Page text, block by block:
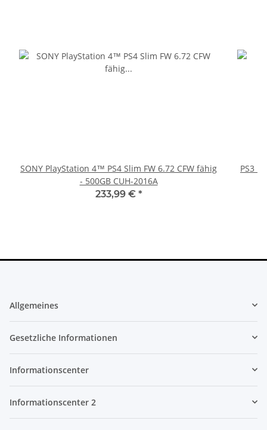
SONY PlayStation 4™ PS4 Slim FW 6.72 CFW fähig
- 500GB CUH-2016A
233,99 € *
PS3
Allgemeines
Gesetzliche Informationen
Informationscenter
Informationscenter 2